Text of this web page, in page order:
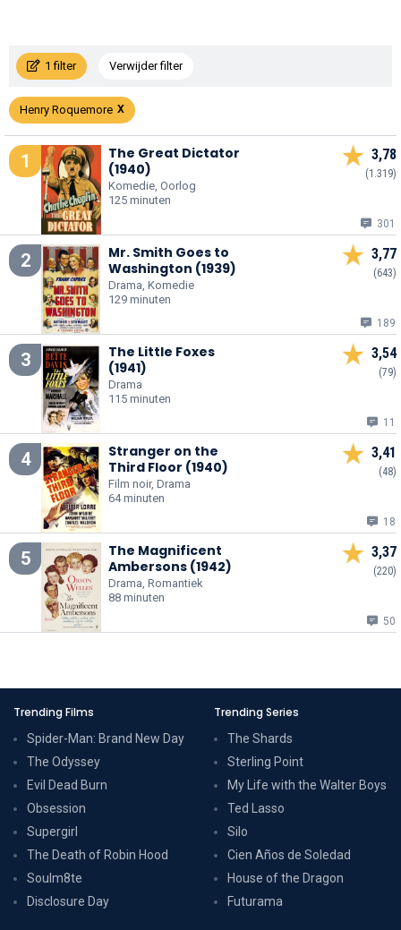
1 filter Verwijder filter
Henry Roquemore
1
The Great Dictator
(1940)
Komedie, Oorlog
125 minuten
3,78
(1.319)
301
2
Mr. Smith Goes to
Washington (1939)
Drama, Komedie
129 minuten
3,77
(643)
189
3
The Little Foxes
(1941)
Drama
115 minuten
3,54
(79)
11
4
Stranger on the
Third Floor (1940)
Film noir, Drama
64 minuten
3,41
(48)
18
5
The Magnificent
Ambersons (1942)
Drama, Romantiek
88 minuten
3,37
(220)
50
Trending Films
Spider-Man: Brand New Day
The Odyssey
Evil Dead Burn
Obsession
Supergirl
The Death of Robin Hood
Soulm8te
Disclosure Day
Trending Series
The Shards
Sterling Point
My Life with the Walter Boys
Ted Lasso
Silo
Cien Años de Soledad
House of the Dragon
Futurama